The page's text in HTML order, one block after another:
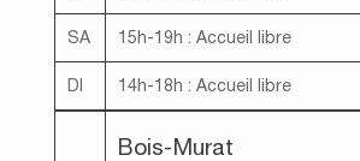
SA 15h-19h : Accueil libre
DI 14h-18h : Accueil libre
Bois-Murat